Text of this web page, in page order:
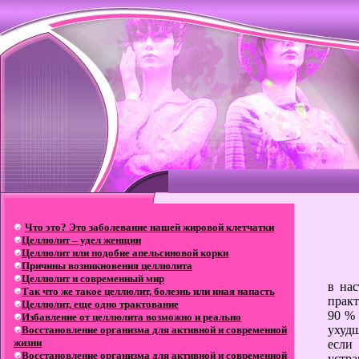
Что это? Это заболевание нашей жировой клетчатки
Целлюлит – удел женщин
Целлюлит или подобие апельсиновой корки
Причины возникновения целлюлита
Целлюлит и современный мир
Так что же такое целлюлит, болезнь или иная напасть
Целлюлит, еще одно трактование
Избавление от целлюлита возможно и реально
Восстановление организма для активной и современной
жизни
Восстановление организма для активной и современной
в
90 %